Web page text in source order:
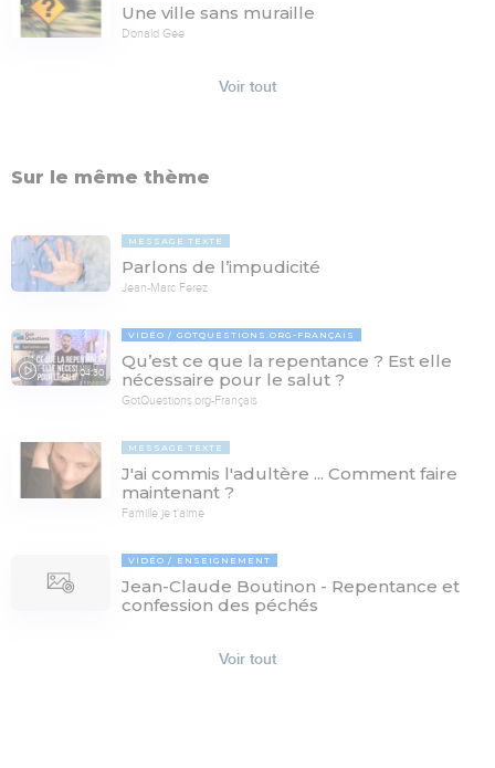
Une ville sans muraille
Donald Gee
Voir tout
Sur le même thème
MESSAGE TEXTE
Parlons de l’impudicité
Jean-Marc Ferez
04:30
VIDÉO GOTQUESTIONS.ORG-FRANÇAIS
Qu’est ce que la repentance ? Est elle
nécessaire pour le salut ?
GotQuestions.org-Français
MESSAGE TEXTE
J'ai commis l'adultère ... Comment faire
maintenant ?
Famille je t'aime
VIDÉO ENSEIGNEMENT
Jean-Claude Boutinon - Repentance et
confession des péchés
Voir tout